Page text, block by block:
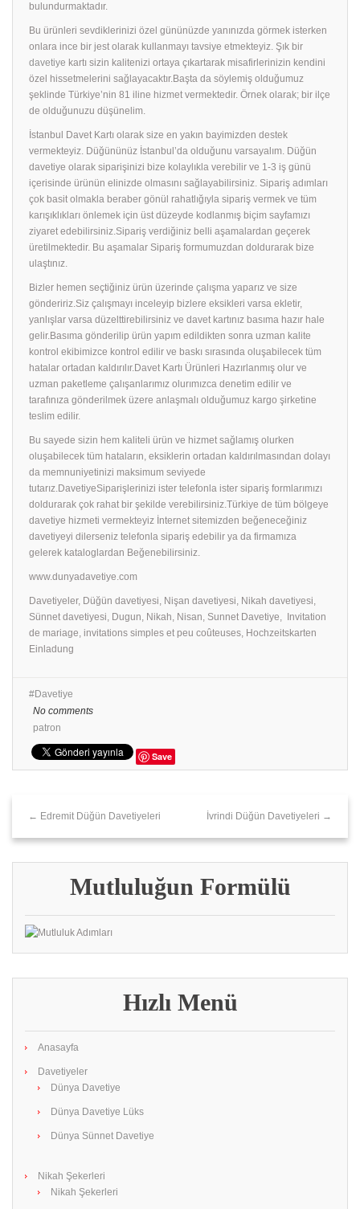
bulundurmaktadır.
Bu ürünleri sevdiklerinizi özel gününüzde yanınızda görmek isterken
onlara ince bir jest olarak kullanmayı tavsiye etmekteyiz. Şık bir
davetiye kartı sizin kalitenizi ortaya çıkartarak misafirlerinizin kendini
özel hissetmelerini sağlayacaktır.Başta da söylemiş olduğumuz
şeklinde Türkiye’nin 81 iline hizmet vermektedir. Örnek olarak; bir ilçe
de olduğunuzu düşünelim.
İstanbul Davet Kartı olarak size en yakın bayimizden destek
vermekteyiz. Düğününüz İstanbul’da olduğunu varsayalım. Düğün
davetiye olarak siparişinizi bize kolaylıkla verebilir ve 1-3 iş günü
içerisinde ürünün elinizde olmasını sağlayabilirsiniz. Sipariş adımları
çok basit olmakla beraber gönül rahatlığıyla sipariş vermek ve tüm
karışıklıkları önlemek için üst düzeyde kodlanmış biçim sayfamızı
ziyaret edebilirsiniz.Sipariş verdiğiniz belli aşamalardan geçerek
üretilmektedir. Bu aşamalar Sipariş formumuzdan doldurarak bize
ulaştınız.
Bizler hemen seçtiğiniz ürün üzerinde çalışma yaparız ve size
göndeririz.Siz çalışmayı inceleyip bizlere eksikleri varsa ekletir,
yanlışlar varsa düzelttirebilirsiniz ve davet kartınız basıma hazır hale
gelir.Basıma gönderilip ürün yapım edildikten sonra uzman kalite
kontrol ekibimizce kontrol edilir ve baskı sırasında oluşabilecek tüm
hatalar ortadan kaldırılır.Davet Kartı Ürünleri Hazırlanmış olur ve
uzman paketleme çalışanlarımız olurımızca denetim edilir ve
tarafınıza gönderilmek üzere anlaşmalı olduğumuz kargo şirketine
teslim edilir.
Bu sayede sizin hem kaliteli ürün ve hizmet sağlamış olurken
oluşabilecek tüm hataların, eksiklerin ortadan kaldırılmasından dolayı
da memnuniyetinizi maksimum seviyede
tutarız.DavetiyeSiparişlerinizi ister telefonla ister sipariş formlarımızı
doldurarak çok rahat bir şekilde verebilirsiniz.Türkiye de tüm bölgeye
davetiye hizmeti vermekteyiz İnternet sitemizden beğeneceğiniz
davetiyeyi dilerseniz telefonla sipariş edebilir ya da firmamıza
gelerek kataloglardan Beğenebilirsiniz.
www.dunyadavetiye.com
Davetiyeler, Düğün davetiyesi, Nişan davetiyesi, Nikah davetiyesi,
Sünnet davetiyesi, Dugun, Nikah, Nisan, Sunnet Davetiye, Invitation
de mariage, invitations simples et peu coûteuses, Hochzeitskarten
Einladung
Davetiye
No comments
patron
Save
← Edremit Düğün Davetiyeleri İvrindi Düğün Davetiyeleri →
Mutluluğun Formülü
Hızlı Menü
Anasayfa
Davetiyeler
Dünya Davetiye
Dünya Davetiye Lüks
Dünya Sünnet Davetiye
Nikah Şekerleri
Nikah Şekerleri